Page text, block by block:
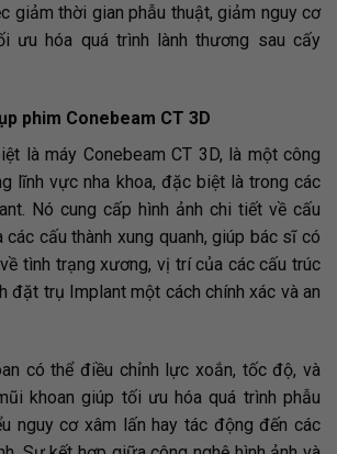
giảm thời gian phẫu thuật, giảm nguy cơ
ưu hóa quá trình lành thương sau cấy
phim Conebeam CT 3D
là máy Conebeam CT 3D, là một công
lĩnh vực nha khoa, đặc biệt là trong các
Nó cung cấp hình ảnh chi tiết về cấu
cấu thành xung quanh, giúp bác sĩ có
tình trạng xương, vị trí của các cấu trúc
đặt trụ Implant một cách chính xác và an
có thể điều chỉnh lực xoắn, tốc độ, và
khoan giúp tối ưu hóa quá trình phẫu
nguy cơ xâm lấn hay tác động đến các